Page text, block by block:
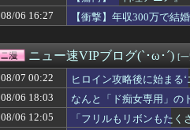
【朗報】人気美少女声優の大西沙織ち
【悲報】大ヒット同人開発者、売上の
【スパロボ】エリクト「僕がラスボス
食堂』ぐらいじゃない
08/06 16:27
【衝撃】年収300万で結
ニュー速VIPブログ(`･ω･´) [
08/07 00:22
ヒロイン攻略後に始まる
08/06 18:03
なんと「ド痴女専用」の
08/06 12:05
「フリルもリボンもた